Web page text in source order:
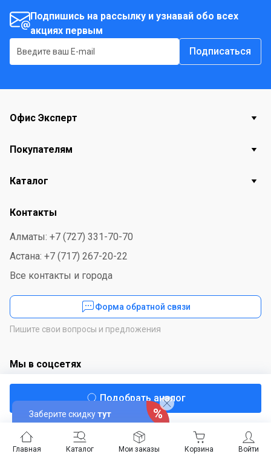
Главная Каталог Войти
Мои заказы Корзина
Подобрать аналог
Подпишись на рассылку и узнавай обо всех
акциях первым
Подписаться
Заберите скидкутут
Офис Эксперт
Покупателям
Каталог
Контакты
Алматы: +7 (727) 331-70-70
Астана: +7 (717) 267-20-22
Все контакты и города
Форма обратной связи
Пишите свои вопросы и предложения
Мы в соцсетях
Скачайте приложение